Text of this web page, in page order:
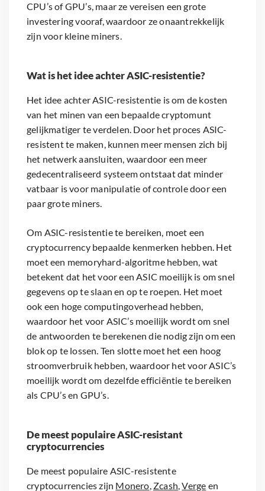
CPU’s of GPU’s, maar ze vereisen een grote
investering vooraf, waardoor ze onaantrekkelijk
zijn voor kleine miners.
Wat is het idee achter ASIC-resistentie?
Het idee achter ASIC-resistentie is om de kosten
van het minen van een bepaalde cryptomunt
gelijkmatiger te verdelen. Door het proces ASIC-
resistent te maken, kunnen meer mensen zich bij
het netwerk aansluiten, waardoor een meer
gedecentraliseerd systeem ontstaat dat minder
vatbaar is voor manipulatie of controle door een
paar grote miners.
Om ASIC-resistentie te bereiken, moet een
cryptocurrency bepaalde kenmerken hebben. Het
moet een memoryhard-algoritme hebben, wat
betekent dat het voor een ASIC moeilijk is om snel
gegevens op te slaan en op te roepen. Het moet
ook een hoge computingoverhead hebben,
waardoor het voor ASIC’s moeilijk wordt om snel
de antwoorden te berekenen die nodig zijn om een
blok op te lossen. Ten slotte moet het een hoog
stroomverbruik hebben, waardoor het voor ASIC’s
moeilijk wordt om dezelfde efficiëntie te bereiken
als CPU’s en GPU’s.
De meest populaire ASIC-resistant
cryptocurrencies
De meest populaire ASIC-resistente
cryptocurrencies zijn Monero, Zcash,Verge en